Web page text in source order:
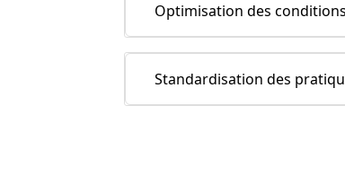
Optimisation des
Standardisation des